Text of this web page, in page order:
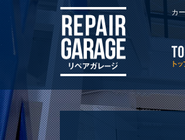
: Attempt to read property
class="archive post-type-archive post-type-
カ